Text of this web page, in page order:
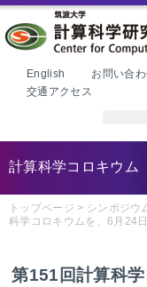
本文へ
English お問い合
交通アクセス
計算科学コロキウム
トップページ > シンポジウ
科学コロキウムを、6月24
第151回計算科学